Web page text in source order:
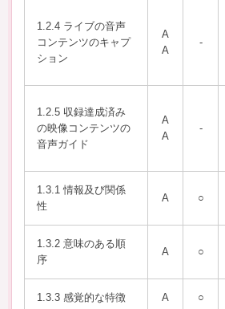
1.2.4 ライブの音声
コンテンツのキャプ
ション
A
A
-
1.2.5 収録達成済み
の映像コンテンツの
音声ガイド
A
A
-
1.3.1 情報及び関係
性
A ○
1.3.2 意味のある順
序
A ○
1.3.3 感覚的な特徴 A ○